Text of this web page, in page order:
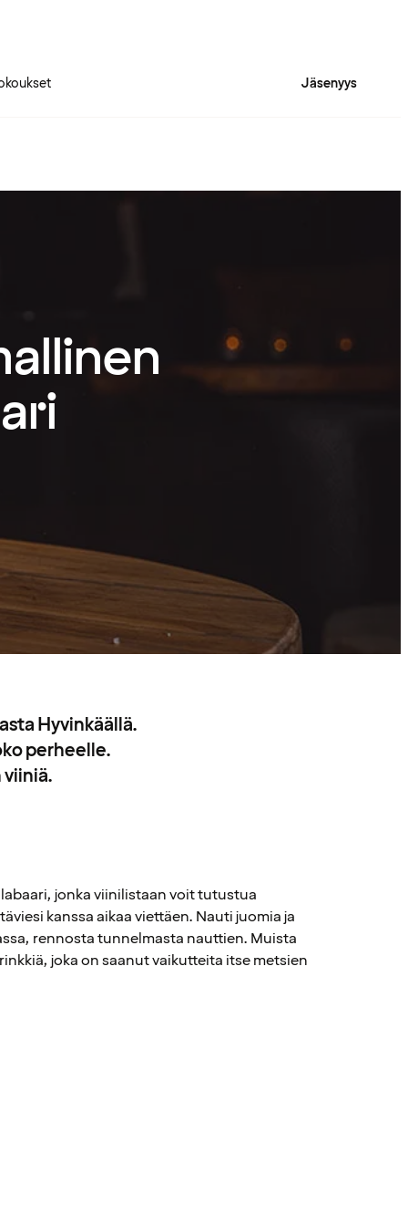
Jäsenyys
Hyvinkäällä.
perheelle.
jonka viinilistaan voit tutustua
kanssa aikaa viettäen. Nauti juomia ja
rennosta tunnelmasta nauttien. Muista
joka on saanut vaikutteita itse metsien